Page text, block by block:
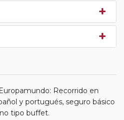
Recorrido en
y portugués, seguro básico
tipo buffet.